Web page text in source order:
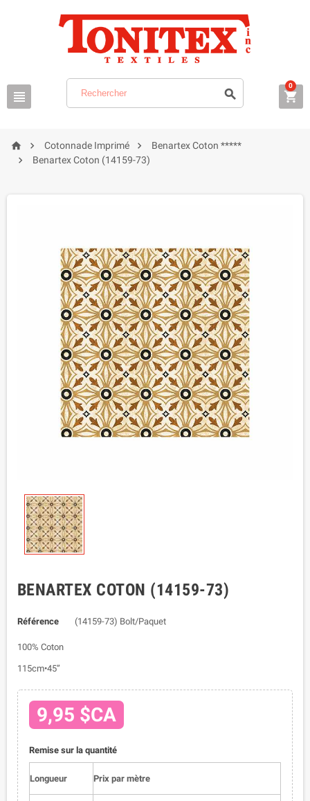
  
0
  Cotonnade Imprimé  Benartex Coton *****
 Benartex Coton (14159-73)
BENARTEX COTON (14159-73)
Référence (14159-73) Bolt/Paquet
100% Coton
115cm•45”
9,95 $CA
Remise sur la quantité
Longueur Prix par mètre